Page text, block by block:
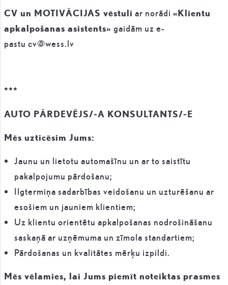
CV un MOTIVĀCIJAS vēstuli ar norādi «Klientu
apkalpošanas asistents» gaidām uz e-
pastu cv@wess.lv
***
AUTO PĀRDEVĒJS/-A KONSULTANTS/-E
Mēs uzticēsim Jums:
Jaunu un lietotu automašīnu un ar to saistītu
pakalpojumu pārdošanu;
Ilgtermiņa sadarbības veidošanu un uzturēšanu ar
esošiem un jauniem klientiem;
Uz klientu orientētu apkalpošanas nodrošināšanu
saskaņā ar uzņēmuma un zīmola standartiem;
Pārdošanas un kvalitātes mērķu izpildi.
Mēs vēlamies, lai Jums piemīt noteiktas prasmes